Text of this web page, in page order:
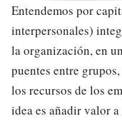
Entendemos por
interpersonales)
la organización, en
puentes entre
los recursos de los
idea es añadir valor